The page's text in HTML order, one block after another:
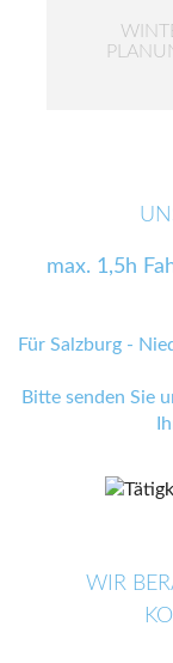
max. 1,5h
Für Salzburg -
Bitte senden Sie
WIR